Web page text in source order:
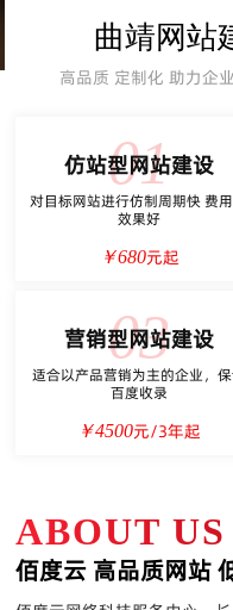
曲靖网站
高品质 定制化 助力企
01
仿站型网站建设
对目标网站进行仿制周期快 费
效果好
￥680元起
03
营销型网站建设
适合以产品营销为主的企业，
百度收录
￥4500元/3年起
ABOUT US
佰度云 高品质网站